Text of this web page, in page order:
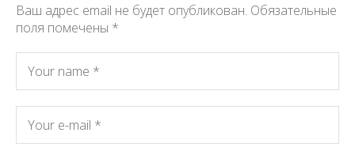
Ваш адрес email не будет опубликован. Обязательные
поля помечены *